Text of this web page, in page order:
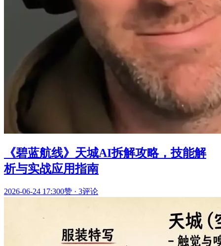
《碧蓝航线》天城AI拆解攻略，技能解
析与实战应用指南
2026-06-24 17:300赞 · 3评论